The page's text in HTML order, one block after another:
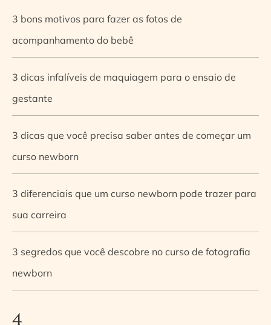
3 bons motivos para fazer as fotos de
acompanhamento do bebê
3 dicas infalíveis de maquiagem para o ensaio de
gestante
3 dicas que você precisa saber antes de começar um
curso newborn
3 diferenciais que um curso newborn pode trazer para
sua carreira
3 segredos que você descobre no curso de fotografia
newborn
4